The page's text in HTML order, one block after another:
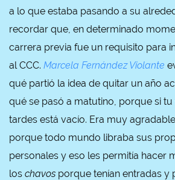
a lo que estaba pasando a su
recordar que, en determinado
carrera previa fue un requisito para
al CCC. Marcela Fernández Violante
qué partió la idea de quitar un año
qué se pasó a matutino, porque si tu
tardes está vacío. Era muy
porque todo mundo libraba sus
personales y eso les permitía hacer
los chavos porque tenían entradas y